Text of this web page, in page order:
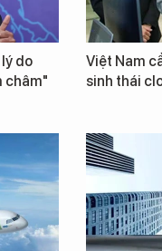
do
châm"
Việt Nam
sinh thái